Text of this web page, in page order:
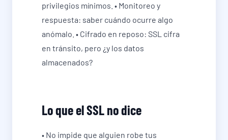
privilegios mínimos. • Monitoreo y
respuesta: saber cuándo ocurre algo
anómalo. • Cifrado en reposo: SSL cifra
en tránsito, pero ¿y los datos
almacenados?
Lo que el SSL no dice
• No impide que alguien robe tus